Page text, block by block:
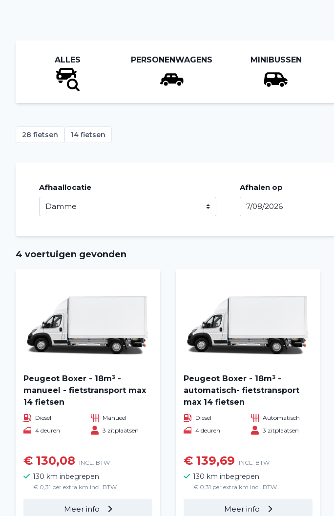
ALLES PERSONENWAGENS MINIBUSSEN
28 fietsen 14 fietsen
Afhaallocatie Afhalen op
4 voertuigen gevonden
Peugeot Boxer - 18m³ -
manueel - fietstransport max
14 fietsen
Diesel
Manueel
4 deuren
3 zitplaatsen
€ 130,08 INCL. BTW
130 km inbegrepen
€ 0,31 per extra km incl. BTW
Meer info
Peugeot Boxer - 18m³ -
automatisch- fietstransport
max 14 fietsen
Diesel
Automatisch
4 deuren
3 zitplaatsen
€ 139,69 INCL. BTW
130 km inbegrepen
€ 0,31 per extra km incl. BTW
Meer info